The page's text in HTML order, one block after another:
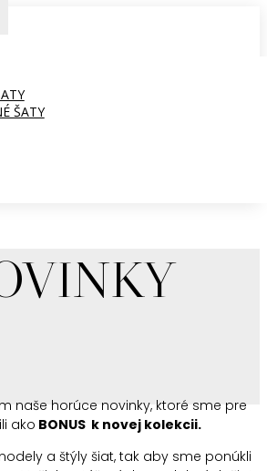
ŠATY
naše horúce novinky, ktoré sme pre
ako BONUS k novej kolekcii.
a štýly šiat, tak aby sme ponúkli